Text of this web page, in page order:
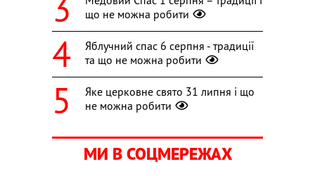
що не можна робити
Яблучний спас 6 серпня - традиції
та що не можна робити
Яке церковне свято 31 липня і що
не можна робити
МИ В СОЦМЕРЕЖАХ